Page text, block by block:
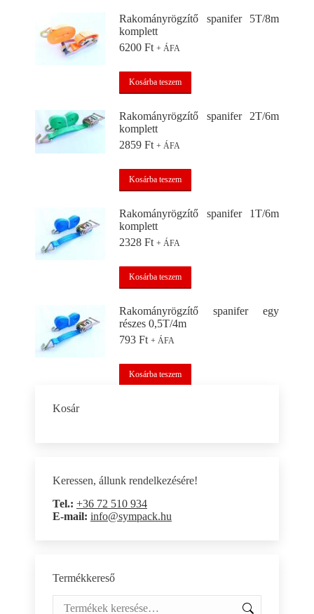
Rakományrögzítő spanifer 5T/8m
komplett
6200 Ft + ÁFA
Kosárba teszem
Rakományrögzítő spanifer 2T/6m
komplett
2859 Ft + ÁFA
Kosárba teszem
Rakományrögzítő spanifer 1T/6m
komplett
2328 Ft + ÁFA
Kosárba teszem
Rakományrögzítő spanifer egy
részes 0,5T/4m
793 Ft + ÁFA
Kosárba teszem
Kosár
Keressen, állunk rendelkezésére!
Tel.: +36 72 510 934
E-mail: info@sympack.hu
Termékkereső